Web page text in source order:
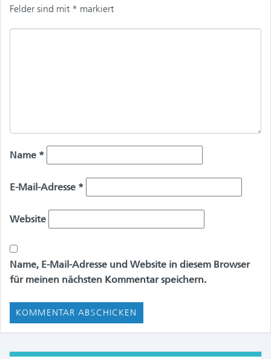
Felder sind mit * markiert
Name *
E-Mail-Adresse *
Website
Name, E-Mail-Adresse und Website in diesem Browser
für meinen nächsten Kommentar speichern.